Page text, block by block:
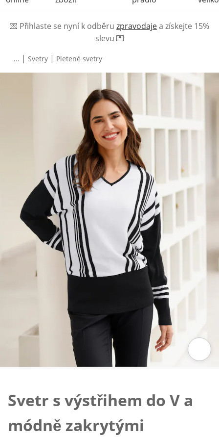
💌 Přihlaste se nyní k odběru zpravodajea získejte 15%
slevu 💌
... | Svetry | Pletené svetry
Svetr s výstřihem do V a
módně zakrytými